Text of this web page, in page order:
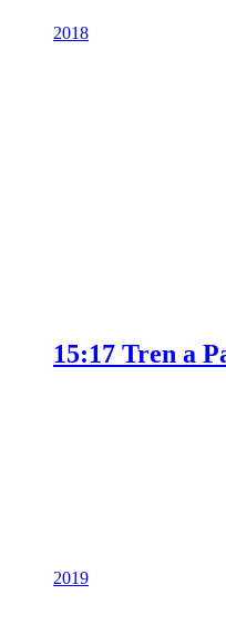
2018
15:17 Tren a
2019